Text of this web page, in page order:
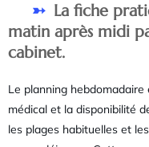
La fiche
matin après midi
cabinet.
Le planning
médical et la disponibilité
les plages habituelles et